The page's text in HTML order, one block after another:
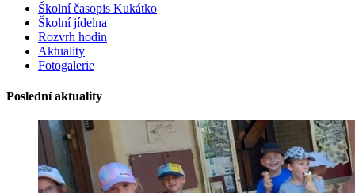
Školní časopis Kukátko
Školní jídelna
Rozvrh hodin
Aktuality
Fotogalerie
Poslední aktuality